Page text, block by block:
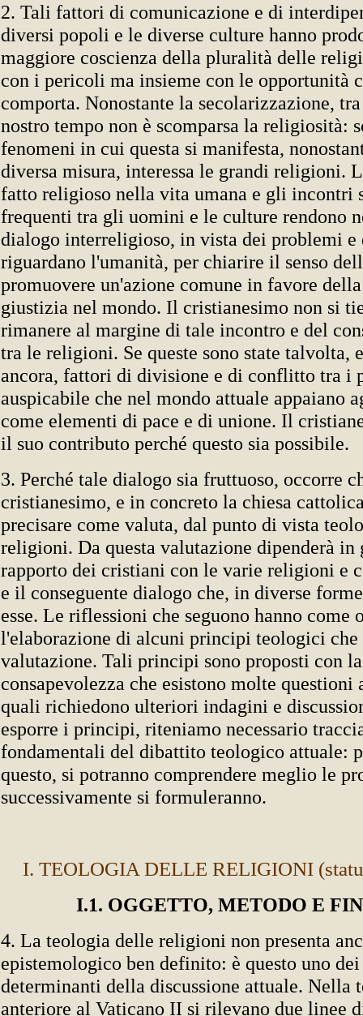
2. Tali fattori di comunicazione e di
diversi popoli e le diverse culture hanno
maggiore coscienza della pluralità delle
con i pericoli ma insieme con le opportunità
comporta. Nonostante la secolarizzazione,
nostro tempo non è scomparsa la religiosità:
fenomeni in cui questa si manifesta,
diversa misura, interessa le grandi religioni.
fatto religioso nella vita umana e gli incontri
frequenti tra gli uomini e le culture rendono
dialogo interreligioso, in vista dei problemi e
riguardano l'umanità, per chiarire il senso
promuovere un'azione comune in favore
giustizia nel mondo. Il cristianesimo non si
rimanere al margine di tale incontro e del
tra le religioni. Se queste sono state talvolta,
ancora, fattori di divisione e di conflitto tra i
auspicabile che nel mondo attuale appaiano
come elementi di pace e di unione. Il
il suo contributo perché questo sia possibile.
3. Perché tale dialogo sia fruttuoso, occorre
cristianesimo, e in concreto la chiesa
precisare come valuta, dal punto di vista
religioni. Da questa valutazione dipenderà in
rapporto dei cristiani con le varie religioni e
e il conseguente dialogo che, in diverse
esse. Le riflessioni che seguono hanno come
l'elaborazione di alcuni principi teologici che
valutazione. Tali principi sono proposti con
consapevolezza che esistono molte questioni
quali richiedono ulteriori indagini e
esporre i principi, riteniamo necessario
fondamentali del dibattito teologico attuale:
questo, si potranno comprendere meglio le
successivamente si formuleranno.
I. TEOLOGIA DELLE RELIGIONI
I.1. OGGETTO, METODO E
4. La teologia delle religioni non presenta
epistemologico ben definito: è questo uno
determinanti della discussione attuale. Nella
anteriore al Vaticano II si rilevano due linee